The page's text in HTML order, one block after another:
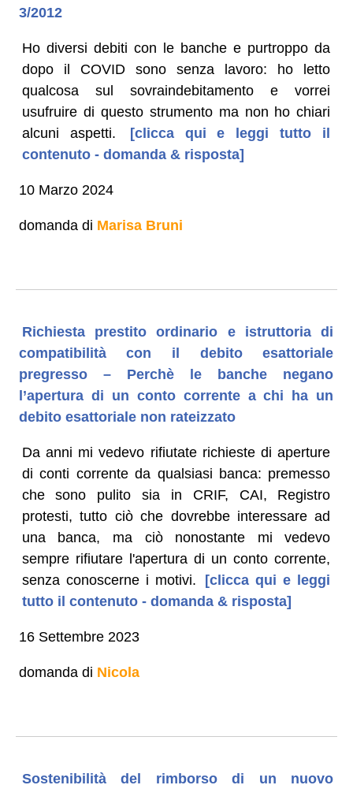
3/2012
Ho diversi debiti con le banche e purtroppo da
dopo il COVID sono senza lavoro: ho letto
qualcosa sul sovraindebitamento e vorrei
usufruire di questo strumento ma non ho chiari
alcuni aspetti.
[clicca qui e leggi tutto il
contenuto - domanda & risposta]
10 Marzo 2024
domanda di Marisa Bruni
Richiesta prestito ordinario e istruttoria di
compatibilità con il debito esattoriale
pregresso – Perchè le banche negano
l’apertura di un conto corrente a chi ha un
debito esattoriale non rateizzato
Da anni mi vedevo rifiutate richieste di aperture
di conti corrente da qualsiasi banca: premesso
che sono pulito sia in CRIF, CAI, Registro
protesti, tutto ciò che dovrebbe interessare ad
una banca, ma ciò nonostante mi vedevo
sempre rifiutare l'apertura di un conto corrente,
senza conoscerne i motivi.
[clicca qui e leggi
tutto il contenuto - domanda & risposta]
16 Settembre 2023
domanda di Nicola
Sostenibilità del rimborso di un nuovo